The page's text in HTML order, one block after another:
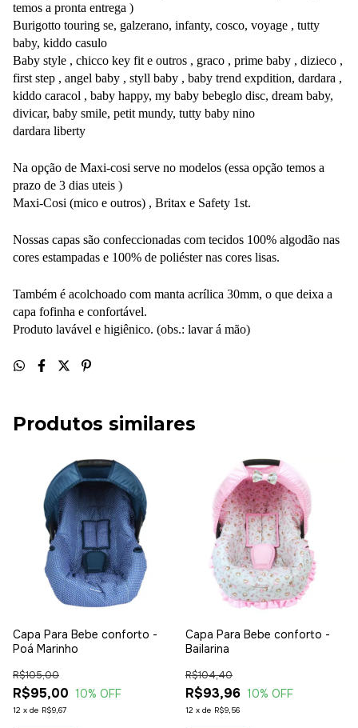
temos a pronta entrega )
Burigotto touring se, galzerano, infanty, cosco, voyage , tutty
baby, kiddo casulo
Baby style , chicco key fit e outros , graco , prime baby , dizieco ,
first step , angel baby , styll baby , baby trend expdition, dardara ,
kiddo caracol , baby happy, my baby bebeglo disc, dream baby,
divicar, baby smile, petit mundy, tutty baby nino
dardara liberty
Na opção de Maxi-cosi serve no modelos (essa opção temos a
prazo de 3 dias uteis )
Maxi-Cosi (mico e outros) , Britax e Safety 1st.
Nossas capas são confeccionadas com tecidos 100% algodão nas
cores estampadas e 100% de poliéster nas cores lisas.
Também é acolchoado com manta acrílica 30mm, o que deixa a
capa fofinha e confortável.
Produto lavável e higiênico. (obs.: lavar á mão)
Produtos similares
Capa Para Bebe conforto -
Poá Marinho
R$95,00
R$105,00
10% OFF
12 x de R$9,67
Capa Para Bebe conforto -
Bailarina
R$93,96
R$104,40
10% OFF
12 x de R$9,56